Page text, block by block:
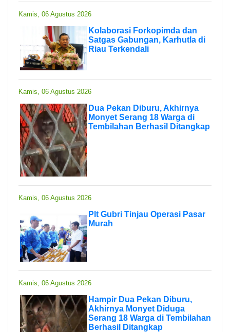
Kamis, 06 Agustus 2026
Kolaborasi Forkopimda dan
Satgas Gabungan, Karhutla di
Riau Terkendali
Kamis, 06 Agustus 2026
Dua Pekan Diburu, Akhirnya
Monyet Serang 18 Warga di
Tembilahan Berhasil Ditangkap
Kamis, 06 Agustus 2026
Plt Gubri Tinjau Operasi Pasar
Murah
Kamis, 06 Agustus 2026
Hampir Dua Pekan Diburu,
Akhirnya Monyet Diduga
Serang 18 Warga di Tembilahan
Berhasil Ditangkap